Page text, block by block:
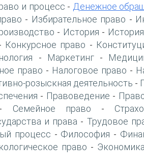
и процесс - Денежное
- Избирательное право -
- История -
Конкурсное право -
- Маркетинг-
право - Налоговое право -
розыскная деятельность -
- Правоведение -
Семейное право -
и права - Трудовое
процесс - Философия -
право - Экономика